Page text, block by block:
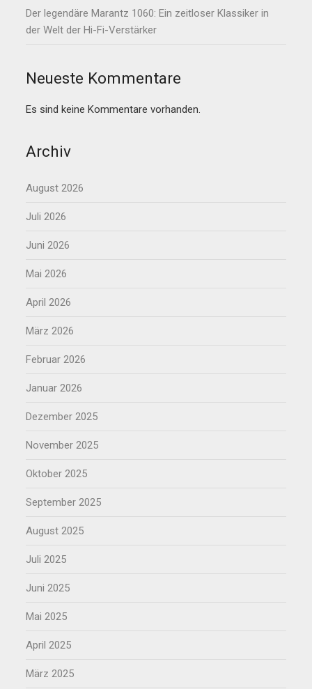
Der legendäre Marantz 1060: Ein zeitloser Klassiker in
der Welt der Hi-Fi-Verstärker
Neueste Kommentare
Es sind keine Kommentare vorhanden.
Archiv
August 2026
Juli 2026
Juni 2026
Mai 2026
April 2026
März 2026
Februar 2026
Januar 2026
Dezember 2025
November 2025
Oktober 2025
September 2025
August 2025
Juli 2025
Juni 2025
Mai 2025
April 2025
März 2025